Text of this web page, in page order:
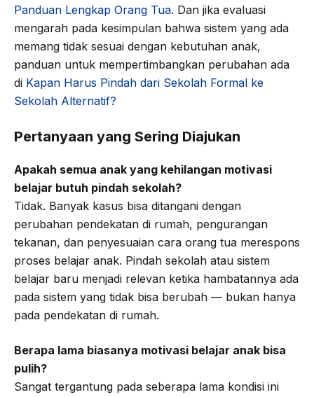
Panduan Lengkap Orang Tua. Dan jika evaluasi
mengarah pada kesimpulan bahwa sistem yang ada
memang tidak sesuai dengan kebutuhan anak,
panduan untuk mempertimbangkan perubahan ada
di Kapan Harus Pindah dari Sekolah Formal ke
Sekolah Alternatif?
Pertanyaan yang Sering Diajukan
Apakah semua anak yang kehilangan motivasi
belajar butuh pindah sekolah?
Tidak. Banyak kasus bisa ditangani dengan
perubahan pendekatan di rumah, pengurangan
tekanan, dan penyesuaian cara orang tua merespons
proses belajar anak. Pindah sekolah atau sistem
belajar baru menjadi relevan ketika hambatannya ada
pada sistem yang tidak bisa berubah — bukan hanya
pada pendekatan di rumah.
Berapa lama biasanya motivasi belajar anak bisa
pulih?
Sangat tergantung pada seberapa lama kondisi ini